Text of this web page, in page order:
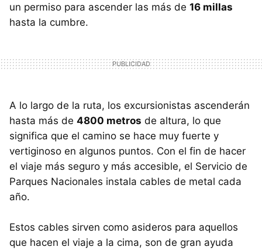
un permiso para ascender las más de 16 millas
hasta la cumbre.
A lo largo de la ruta, los excursionistas ascenderán
hasta más de 4800 metros de altura, lo que
significa que el camino se hace muy fuerte y
vertiginoso en algunos puntos. Con el fin de hacer
el viaje más seguro y más accesible, el Servicio de
Parques Nacionales instala cables de metal cada
año.
Estos cables sirven como asideros para aquellos
que hacen el viaje a la cima, son de gran ayuda